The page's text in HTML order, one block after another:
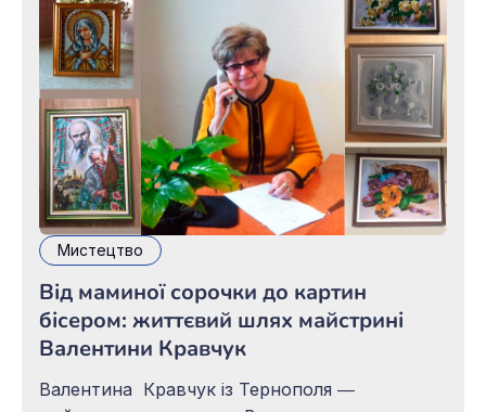
Мистецтво
Від маминої сорочки до картин
бісером: життєвий шлях майстрині
Валентини Кравчук
Валентина Кравчук із Тернополя ―